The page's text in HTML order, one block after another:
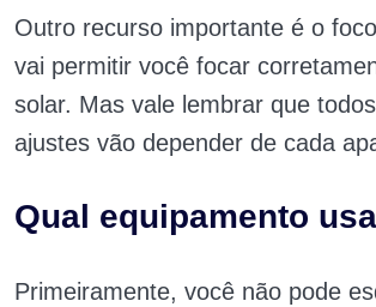
Outro recurso importante é o
vai permitir você focar
solar. Mas vale lembrar que
ajustes vão depender de cada
Qual equipamento
Primeiramente, você não pode